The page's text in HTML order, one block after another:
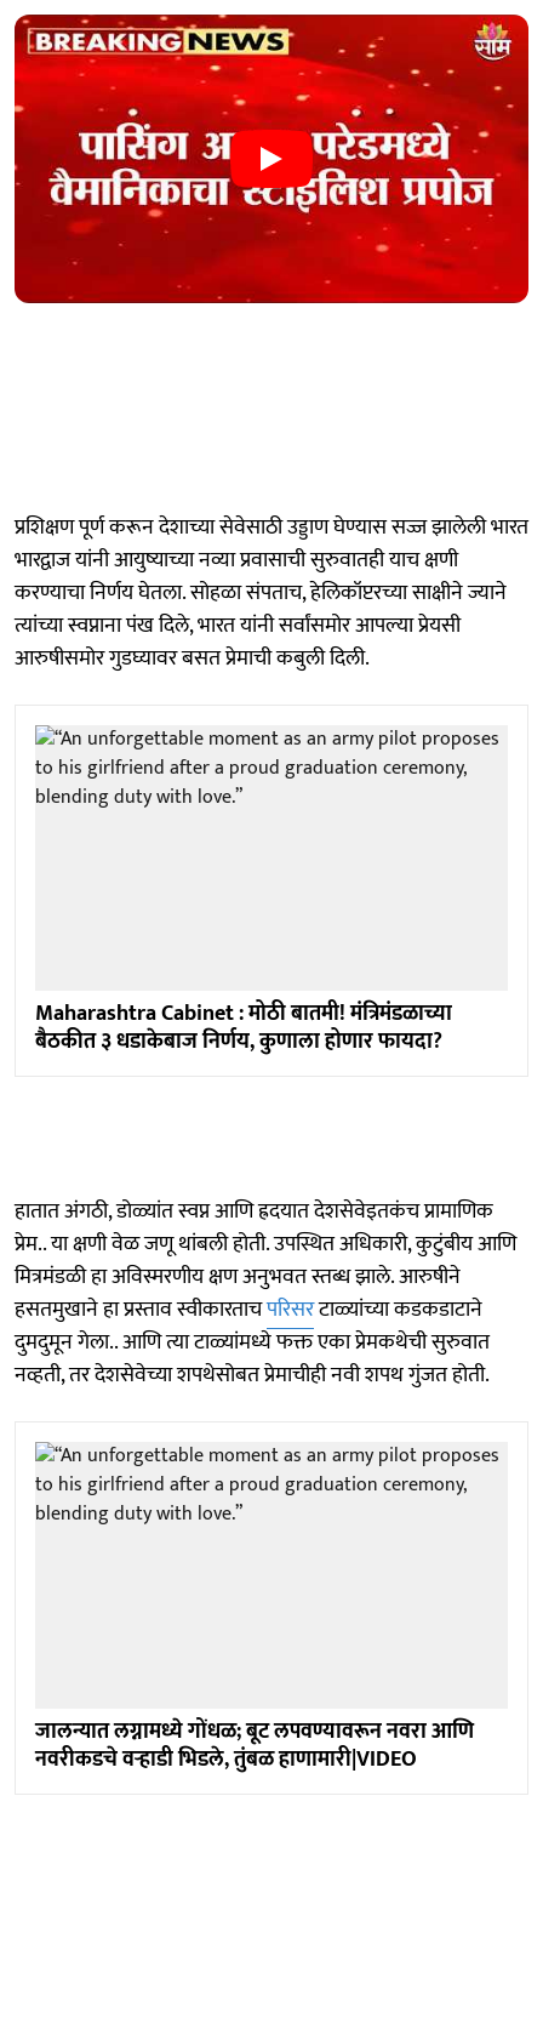
प्रशिक्षण पूर्ण करून देशाच्या सेवेसाठी उड्डाण घेण्यास सज्ज झालेली भारत
भारद्वाज यांनी आयुष्याच्या नव्या प्रवासाची सुरुवातही याच क्षणी
करण्याचा निर्णय घेतला. सोहळा संपताच, हेलिकॉप्टरच्या साक्षीने ज्याने
त्यांच्या स्वप्नाना पंख दिले, भारत यांनी सर्वांसमोर आपल्या प्रेयसी
आरुषीसमोर गुडघ्यावर बसत प्रेमाची कबुली दिली.
Maharashtra Cabinet : मोठी बातमी! मंत्रिमंडळाच्या
बैठकीत ३ धडाकेबाज निर्णय, कुणाला होणार फायदा?
हातात अंगठी, डोळ्यांत स्वप्न आणि ह्रदयात देशसेवेइतकंच प्रामाणिक
प्रेम.. या क्षणी वेळ जणू थांबली होती. उपस्थित अधिकारी, कुटुंबीय आणि
मित्रमंडळी हा अविस्मरणीय क्षण अनुभवत स्तब्ध झाले. आरुषीने
हसतमुखाने हा प्रस्ताव स्वीकारताचपरिसरटाळ्यांच्या कडकडाटाने
दुमदुमून गेला.. आणि त्या टाळ्यांमध्ये फक्त एका प्रेमकथेची सुरुवात
नव्हती, तर देशसेवेच्या शपथेसोबत प्रेमाचीही नवी शपथ गुंजत होती.
जालन्यात लग्नामध्ये गोंधळ; बूट लपवण्यावरून नवरा आणि
नवरीकडचे वऱ्हाडी भिडले, तुंबळ हाणामारी|VIDEO